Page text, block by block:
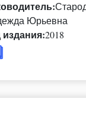
Юрьевна
издания:2018